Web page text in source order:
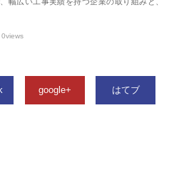
0views
google+ はてブ